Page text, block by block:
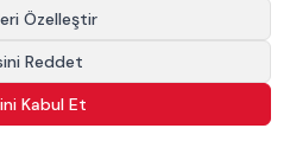
Özelleştir
Reddet
Kabul Et